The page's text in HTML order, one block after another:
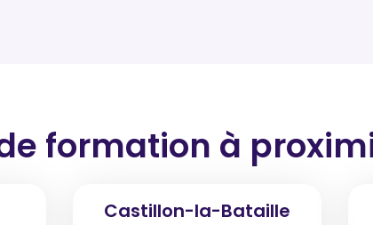
formation à
Castillon-la-Bataille